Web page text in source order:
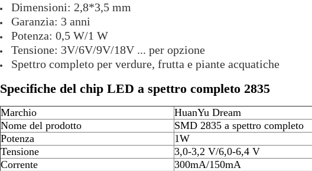
Dimensioni: 2,8*3,5 mm
Garanzia: 3 anni
Potenza: 0,5 W/1 W
Tensione: 3V/6V/9V/18V ... per opzione
Spettro completo per verdure, frutta e piante acquatiche
Specifiche del chip LED a spettro completo 2835
Marchio
HuanYu Dream
Nome del prodotto
SMD 2835 a spettro completo
Potenza
1W
Tensione
3,0-3,2 V/6,0-6,4 V
Corrente
300mA/150mA